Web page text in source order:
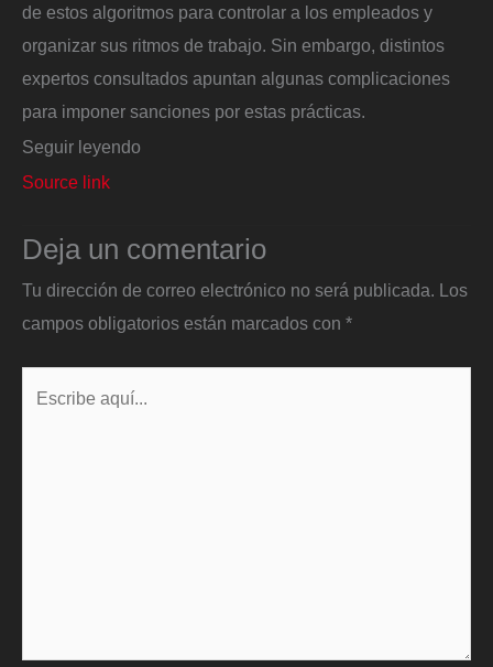
de estos algoritmos para controlar a los empleados y
organizar sus ritmos de trabajo. Sin embargo, distintos
expertos consultados apuntan algunas complicaciones
para imponer sanciones por estas prácticas.
Seguir leyendo
Source link
Deja un comentario
Tu dirección de correo electrónico no será publicada. Los
campos obligatorios están marcados con *